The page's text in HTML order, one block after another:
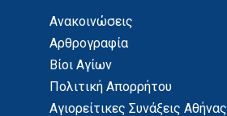
Ανακοινώσεις
Αρθρογραφία
Βίοι Αγίων
Πολιτική Απορρήτου
Αγιορείτικες Συνάξεις Αθήνας